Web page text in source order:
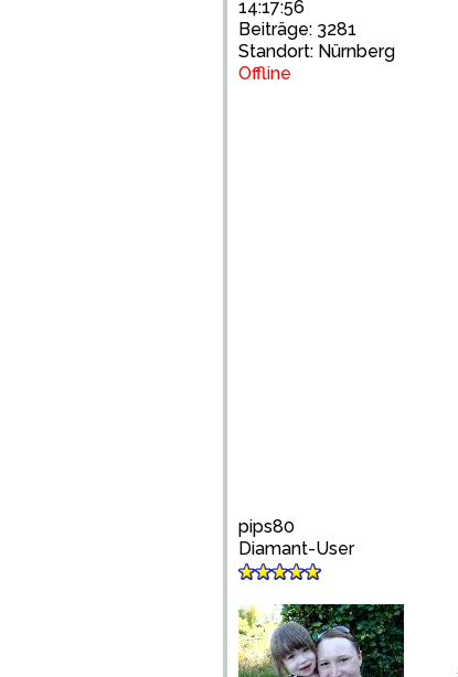
14:17:56
Beiträge: 3281
Standort: Nürnberg
Offline
pips80
Diamant-User